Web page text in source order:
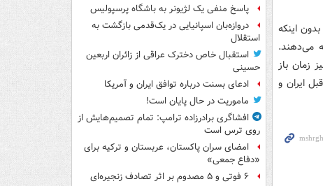
اینکه
می‌دهند.
نیز زمان باز
ایران و
پاسخ منفی یک لژیونر به باشگاه پرسپولیس
دروازه‌بان اسپانیایی در یک‌قدمی بازگشت به
استقلال
استقبال خاص دخترک عراقی از زائران اربعین
حسینی
ادعای بسنت درباره توافق ایران و آمریکا
ماموریت در حال پایان است!
افشاگری برادرزاده ترامپ: تمام تصمیم‌هایش از
روی ترس است
امضای سران پاکستان، عربستان و ترکیه برای
«دفاع جمعی»
۶ فوتی و ۵ مصدوم بر اثر تصادف زنجیره‌ای